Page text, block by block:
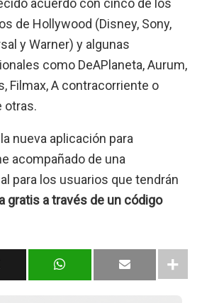
acuerdo con cinco de los
de Hollywood (Disney, Sony,
y Warner) y algunas
como DeAPlaneta, Aurum,
Filmax, A contracorriente o
otras.
nueva aplicación para
acompañado de una
para los usuarios que tendrán
gratis a través de un código